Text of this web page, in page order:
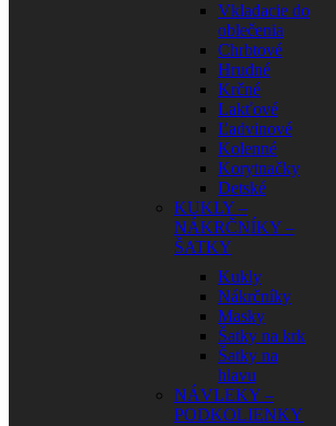
Vkladacie do
oblečenia
Chrbtové
Hrudné
Krčné
Lakťové
Ľadvinové
Kolenné
Korytnačky
Detské
KUKLY –
NÁKRČNÍKY –
ŠATKY
Kukly
Nákrčníky
Masky
Šatky na krk
Šatky na
hlavu
NÁVLEKY –
PODKOLIENKY